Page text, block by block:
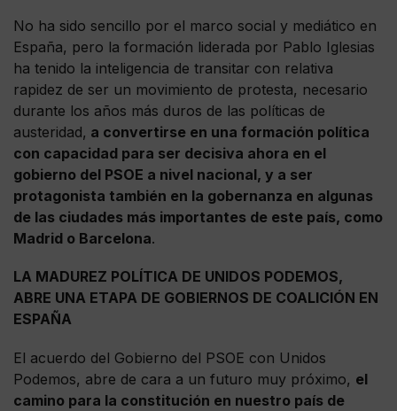
No ha sido sencillo por el marco social y mediático en
España, pero la formación liderada por Pablo Iglesias
ha tenido la inteligencia de transitar con relativa
rapidez de ser un movimiento de protesta, necesario
durante los años más duros de las políticas de
austeridad, a convertirse en una formación política
con capacidad para ser decisiva ahora en el
gobierno del PSOE a nivel nacional, y a ser
protagonista también en la gobernanza en algunas
de las ciudades más importantes de este país, como
Madrid o Barcelona.
LA MADUREZ POLÍTICA DE UNIDOS PODEMOS,
ABRE UNA ETAPA DE GOBIERNOS DE COALICIÓN EN
ESPAÑA
El acuerdo del Gobierno del PSOE con Unidos
Podemos, abre de cara a un futuro muy próximo, el
camino para la constitución en nuestro país de